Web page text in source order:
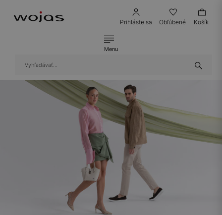
Prihláste sa Obľúbené Košík
Menu